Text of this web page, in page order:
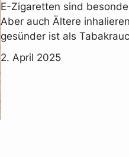
E-Zigaretten sind
Aber auch Ältere
gesünder ist als
2. April 2025